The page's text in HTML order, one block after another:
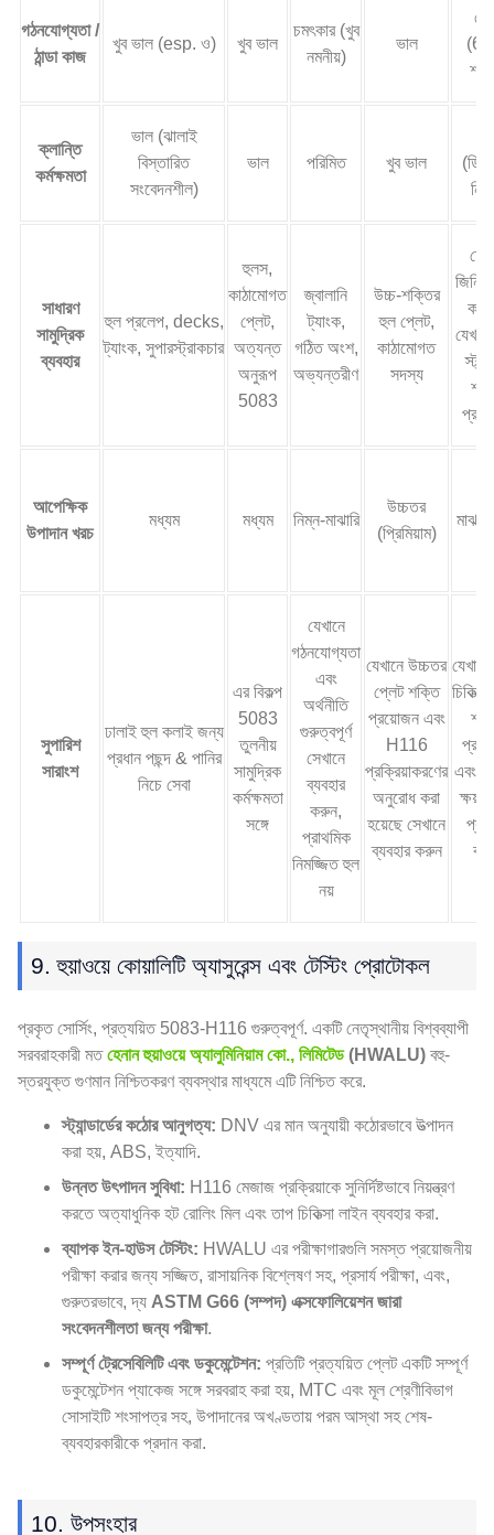
গঠনযোগ্যতা /
ঠান্ডা কাজ
খুব ভাল (esp. ও) খুব ভাল
চমৎকার (খুব
নমনীয়)
ভাল
ক্লান্তি
কর্মক্ষমতা
ভাল (ঝালাই
বিস্তারিত
সংবেদনশীল)
ভাল পরিমিত খুব ভাল
সাধারণ
সামুদ্রিক
ব্যবহার
হুল প্রলেপ, decks,
ট্যাংক, সুপারস্ট্রাকচার
হুলস,
কাঠামোগত
প্লেট,
অত্যন্ত
অনুরূপ
5083
জ্বালানি
ট্যাংক,
গঠিত অংশ,
অভ্যন্তরীণ
উচ্চ-শক্তির
হুল প্লেট,
কাঠামোগত
সদস্য
আপেক্ষিক
উপাদান খরচ
মধ্যম মধ্যম নিম্ন-মাঝারি
উচ্চতর
(প্রিমিয়াম)
সুপারিশ
সারাংশ
ঢালাই হুল কলাই জন্য
প্রধান পছন্দ & পানির
নিচে সেবা
এর বিকল্প
5083
তুলনীয়
সামুদ্রিক
কর্মক্ষমতা
সঙ্গে
যেখানে
গঠনযোগ্যতা
এবং
অর্থনীতি
গুরুত্বপূর্ণ
সেখানে
ব্যবহার
করুন,
প্রাথমিক
নিমজ্জিত হুল
নয়
যেখানে উচ্চতর
প্লেট শক্তি
প্রয়োজন এবং
H116
প্রক্রিয়াকরণের
অনুরোধ করা
হয়েছে সেখানে
ব্যবহার করুন
এবং
ক্ষয়
9. হুয়াওয়ে কোয়ালিটি অ্যাসুরেন্স এবং টেস্টিং প্রোটোকল
প্রকৃত সোর্সিং, প্রত্যয়িত 5083-H116 গুরুত্বপূর্ণ. একটি নেতৃস্থানীয় বিশ্বব্যাপী
সরবরাহকারী মতহেনান হুয়াওয়ে অ্যালুমিনিয়াম কো., লিমিটেড(HWALU) বহু-
স্তরযুক্ত গুণমান নিশ্চিতকরণ ব্যবস্থার মাধ্যমে এটি নিশ্চিত করে.
স্ট্যান্ডার্ডের কঠোর আনুগত্য: DNV এর মান অনুযায়ী কঠোরভাবে উত্পাদন
করা হয়, ABS, ইত্যাদি.
উন্নত উৎপাদন সুবিধা: H116 মেজাজ প্রক্রিয়াকে সুনির্দিষ্টভাবে নিয়ন্ত্রণ
করতে অত্যাধুনিক হট রোলিং মিল এবং তাপ চিকিত্সা লাইন ব্যবহার করা.
ব্যাপক ইন-হাউস টেস্টিং: HWALU এর পরীক্ষাগারগুলি সমস্ত প্রয়োজনীয়
পরীক্ষা করার জন্য সজ্জিত, রাসায়নিক বিশ্লেষণ সহ, প্রসার্য পরীক্ষা, এবং,
গুরুতরভাবে, দ্য ASTM G66 (সম্পদ) এক্সফোলিয়েশন জারা
সংবেদনশীলতা জন্য পরীক্ষা.
সম্পূর্ণ ট্রেসেবিলিটি এবং ডকুমেন্টেশন: প্রতিটি প্রত্যয়িত প্লেট একটি সম্পূর্ণ
ডকুমেন্টেশন প্যাকেজ সঙ্গে সরবরাহ করা হয়, MTC এবং মূল শ্রেণীবিভাগ
সোসাইটি শংসাপত্র সহ, উপাদানের অখণ্ডতায় পরম আস্থা সহ শেষ-
ব্যবহারকারীকে প্রদান করা.
10. উপসংহার